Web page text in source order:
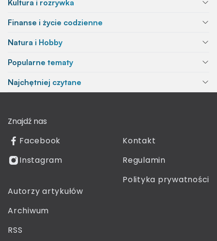
Kultura i rozrywka
Finanse i życie codzienne
Natura i Hobby
Popularne tematy
Najchętniej czytane
Znajdź nas
Facebook
Instagram
Kontakt
Regulamin
Polityka prywatności
Autorzy artykułów
Archiwum
RSS